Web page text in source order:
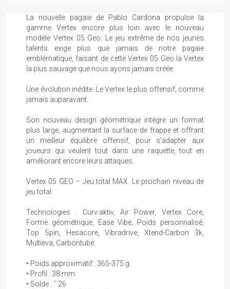
La nouvelle pagaie de Pablo Cardona propulse la
gamme Vertex encore plus loin avec le nouveau
modèle Vertex 05 Geo. Le jeu extrême de nos jeunes
talents exige plus que jamais de notre pagaie
emblématique, faisant de cette Vertex 05 Geo la Vertex
la plus sauvage que nous ayons jamais créée.
Une évolution inédite. Le Vertex le plus offensif, comme
jamais auparavant.
Son nouveau design géométrique intègre un format
plus large, augmentant la surface de frappe et offrant
un meilleur équilibre offensif, pour s'adapter aux
joueurs qui veulent tout dans une raquette, tout en
améliorant encore leurs attaques.
Vertex 05 GEO – Jeu total MAX. Le prochain niveau de
jeu total.
Technologies : Curv:aktiv, Air Power, Vertex Core,
Forme géométrique, Ease Vibe, Poids personnalisé,
Top Spin, Hesacore, Vibradrive, Xtend-Carbon 3k,
Multieva, Carbontube.
• Poids approximatif : 365-375 g
• Profil : 38 mm
• Solde : ˜ 26